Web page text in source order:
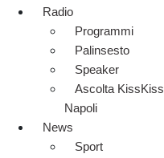
Radio
Programmi
Palinsesto
Speaker
Ascolta KissKiss
Napoli
News
Sport